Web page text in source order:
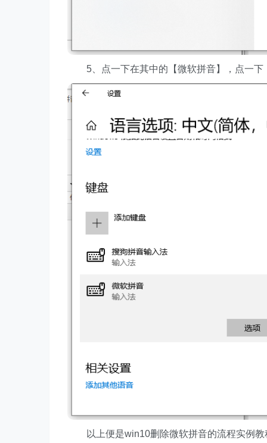
5、点一下在其中的【微软拼音】，点一下
以上便是win10删除微软拼音的流程实例教